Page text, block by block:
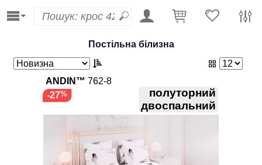
Постільна білизна
ANDIN™ 762-8
полуторний
двоспальний
-27